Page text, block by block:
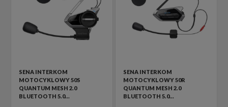
SENA INTERKOM
MOTOCYKLOWY 50S
QUANTUM MESH 2.0
BLUETOOTH 5.0…
SENA INTERKOM
MOTOCYKLOWY 50R
QUANTUM MESH 2.0
BLUETOOTH 5.0…